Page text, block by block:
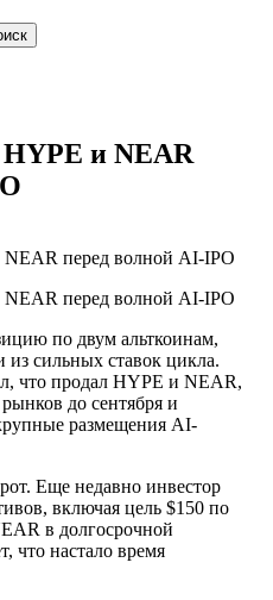
и NEAR
по двум альткоинам,
из сильных ставок цикла.
что продал HYPE и NEAR,
до сентября и
размещения AI-
Еще недавно инвестор
включая цель $150 по
в долгосрочной
что настало время